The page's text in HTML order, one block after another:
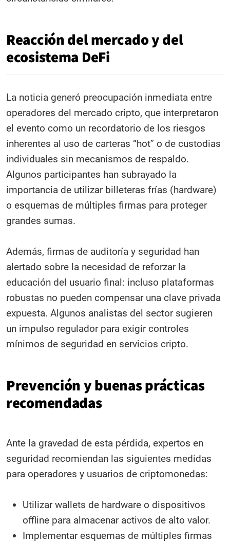
Reacción del mercado y del
ecosistema DeFi
La noticia generó preocupación inmediata entre
operadores del mercado cripto, que interpretaron
el evento como un recordatorio de los riesgos
inherentes al uso de carteras “hot” o de custodias
individuales sin mecanismos de respaldo.
Algunos participantes han subrayado la
importancia de utilizar billeteras frías (hardware)
o esquemas de múltiples firmas para proteger
grandes sumas.
Además, firmas de auditoría y seguridad han
alertado sobre la necesidad de reforzar la
educación del usuario final: incluso plataformas
robustas no pueden compensar una clave privada
expuesta. Algunos analistas del sector sugieren
un impulso regulador para exigir controles
mínimos de seguridad en servicios cripto.
Prevención y buenas prácticas
recomendadas
Ante la gravedad de esta pérdida, expertos en
seguridad recomiendan las siguientes medidas
para operadores y usuarios de criptomonedas:
Utilizar wallets de hardware o dispositivos
offline para almacenar activos de alto valor.
Implementar esquemas de múltiples firmas